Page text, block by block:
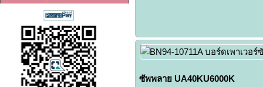
ซัพพลาย UA40KU6000K